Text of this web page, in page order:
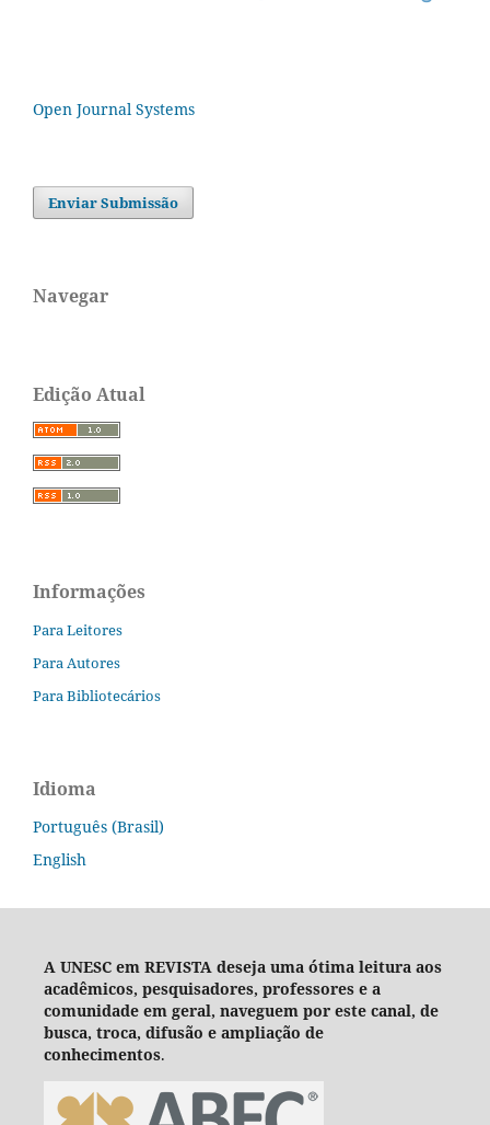
Open Journal Systems
Enviar Submissão
Navegar
Edição Atual
Informações
Para Leitores
Para Autores
Para Bibliotecários
Idioma
Português (Brasil)
English
A UNESC em REVISTA deseja uma ótima leitura aos
acadêmicos, pesquisadores, professores e a
comunidade em geral, naveguem por este canal, de
busca, troca, difusão e ampliação de
conhecimentos.